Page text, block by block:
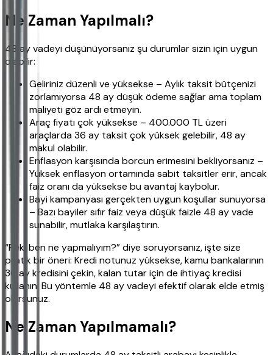
Ne Zaman Yapılmalı?
48 ay vadeyi düşünüyorsanız şu durumlar sizin için uygun
olabilir:
Geliriniz düzenli ve yüksekse – Aylık taksit bütçenizi
zorlamıyorsa 48 ay düşük ödeme sağlar ama toplam
maliyeti göz ardı etmeyin.
Araç fiyatı çok yüksekse – 400.000 TL üzeri
araçlarda 36 ay taksit çok yüksek gelebilir, 48 ay
makul olabilir.
Enflasyon karşısında borcun erimesini bekliyorsanız –
Yüksek enflasyon ortamında sabit taksitler erir, ancak
faiz oranı da yüksekse bu avantaj kaybolur.
Bayi kampanyası gerçekten uygun koşullar sunuyorsa
– Bazı bayiler sıfır faiz veya düşük faizle 48 ay vade
sunabilir, mutlaka karşılaştırın.
“Peki ben ne yapmalıyım?” diye soruyorsanız, işte size
pratik bir öneri: Kredi notunuz yüksekse, kamu bankalarının
36 ay kredisini çekin, kalan tutar için de ihtiyaç kredisi
kullanın. Bu yöntemle 48 ay vadeyi efektif olarak elde etmiş
olursunuz.
Ne Zaman Yapılmamalı?